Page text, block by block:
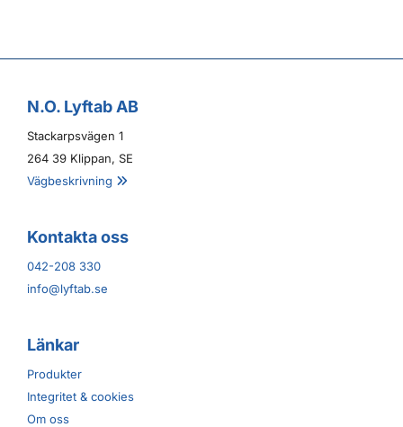
N.O. Lyftab AB
Stackarpsvägen 1
264 39 Klippan, SE
Vägbeskrivning 
Kontakta oss
042-208 330
info@lyftab.se
Länkar
Produkter
Integritet & cookies
Om oss